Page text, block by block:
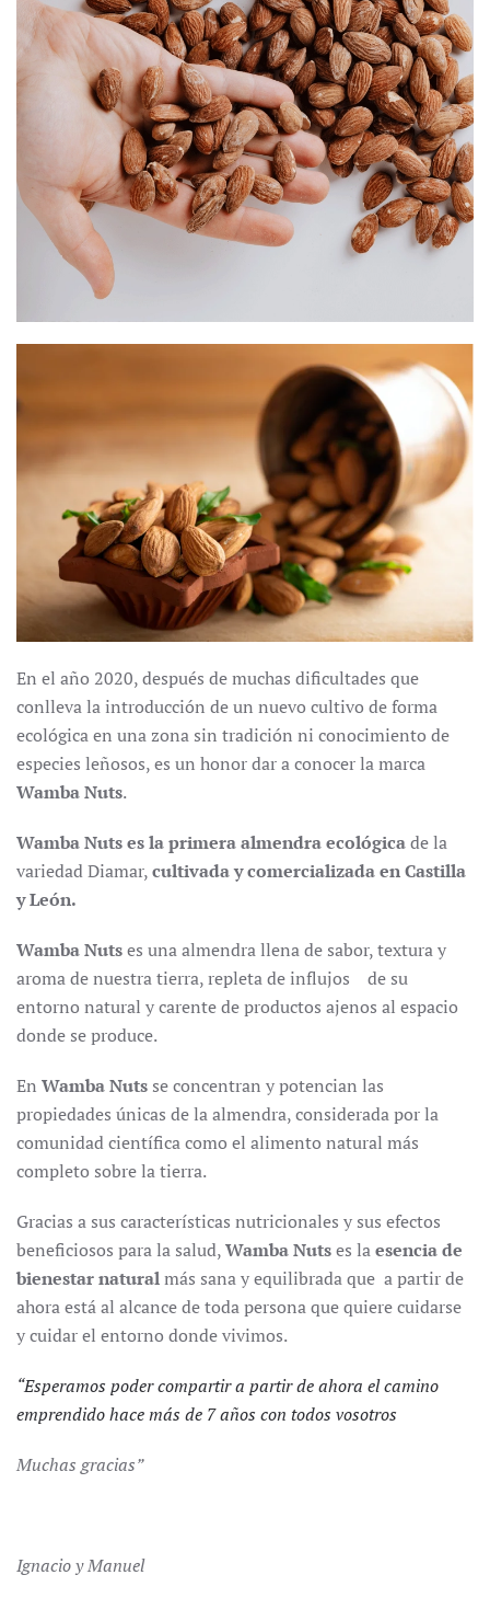
En el año 2020, después de muchas dificultades que
conlleva la introducción de un nuevo cultivo de forma
ecológica en una zona sin tradición ni conocimiento de
especies leñosos, es un honor dar a conocer la marca
Wamba Nuts.
Wamba Nutses la primera almendra ecológicade la
variedad Diamar,cultivada y comercializada en Castilla
y León.
Wamba Nutses una almendra llena de sabor, textura y
aroma de nuestra tierra, repleta de influjos de su
entorno natural y carente de productos ajenos al espacio
donde se produce.
En Wamba Nuts se concentran y potencian las
propiedades únicas de la almendra, considerada por la
comunidad científica como el alimento natural más
completo sobre la tierra.
Gracias a sus características nutricionales y sus efectos
beneficiosos para la salud,Wamba Nutses laesencia de
bienestarnaturalmás sana y equilibrada que a partir de
ahora está al alcance de toda persona que quiere cuidarse
y cuidar el entorno donde vivimos.
“Esperamos poder compartir a partir de ahora el camino
emprendido hace más de 7 años con todos vosotros
Muchas gracias”
Ignacio y Manuel